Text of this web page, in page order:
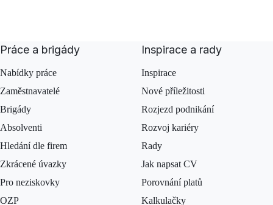
Práce a brigády
Nabídky práce
Zaměstnavatelé
Brigády
Absolventi
Hledání dle firem
Zkrácené úvazky
Pro neziskovky
OZP
Inspirace a rady
Inspirace
Nové příležitosti
Rozjezd podnikání
Rozvoj kariéry
Rady
Jak napsat CV
Porovnání platů
Kalkulačky